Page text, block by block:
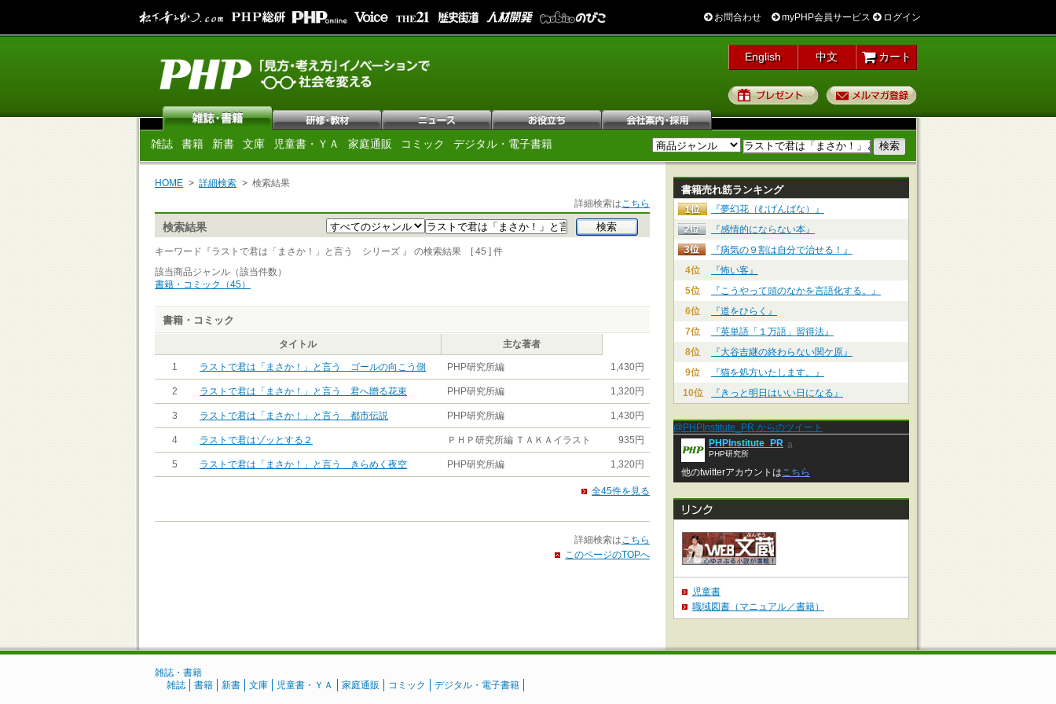
お問合わせ myPHP会員サービス ログイン
English 中文 カート
プレゼント
雑誌 書籍 新書 文庫 児童書・ＹＡ 家庭通販 コミック デジタル・電子書籍
HOME 詳細検索
検索結果
詳細検索はこちら
検索結果
キーワード『ラストで君は「まさか！」と言う シリーズ 』 の検索結果 [ 45 ] 件
該当商品ジャンル（該当件数）
書籍・コミック（45）
書籍・コミック
タイトル 主な著者
1 ラストで君は「まさか！」と言う ゴールの向こう側 PHP研究所編 1,430円
2 ラストで君は「まさか！」と言う 君へ贈る花束 PHP研究所編 1,320円
3 ラストで君は「まさか！」と言う 都市伝説 PHP研究所編 1,430円
4 ラストで君はゾッとする２ ＰＨＰ研究所編 ＴＡＫＡイラスト 935円
5 ラストで君は「まさか！」と言う きらめく夜空 PHP研究所編 1,320円
全45件を見る
詳細検索はこちら
このページのTOPへ
書籍売れ筋ランキング
『夢幻花（むげんばな）』
『感情的にならない本』
『病気の９割は自分で治せる！』
4位
『怖い客』
5位
『こうやって頭のなかを言語化する。』
6位
『道をひらく』
7位
『英単語「１万語」習得法』
8位
『大谷吉継の終わらない関ケ原』
9位
『猫を処方いたします。』
10位
『きっと明日はいい日になる』
@PHPInstitute_PR からのツイート
PHPInstitute_PR
PHP研究所
a
他のtwitterアカウントはこちら
児童書
職域図書（マニュアル／書籍）
雑誌・書籍
雑誌
書籍 新書 文庫 児童書・ＹＡ 家庭通販 コミック デジタル・電子書籍